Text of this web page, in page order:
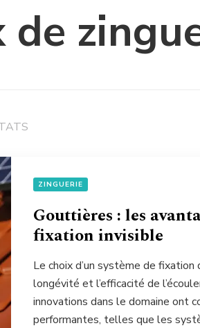
ZINGUERIE
Gouttières : les
fixation invisible
Le choix d’un système de
longévité et l’efficacité de
innovations dans le domaine ont
performantes, telles que les